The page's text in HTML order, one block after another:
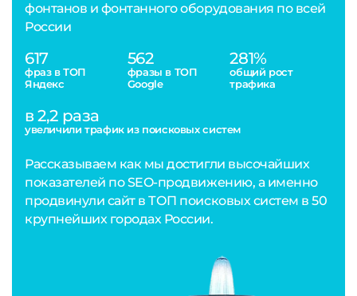
фонтанов и фонтанного оборудования по всей
России
617
фраз в ТОП
Яндекс
562
фразы в ТОП
Google
281%
общий рост
трафика
в 2,2 раза
увеличили трафик из поисковых систем
Рассказываем как мы достигли высочайших
показателей по SEO-продвижению, а именно
продвинули сайт в ТОП поисковых систем в 50
крупнейших городах России.